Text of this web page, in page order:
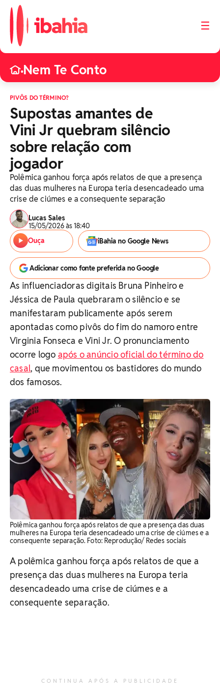
☰
•Nem Te Conto
PIVÔS DO TÉRMINO?
Supostas amantes de
Vini Jr quebram silêncio
sobre relação com
jogador
Polêmica ganhou força após relatos de que a presença
das duas mulheres na Europa teria desencadeado uma
crise de ciúmes e a consequente separação
Lucas Sales
15/05/2026 às 18:40
Ouça
iBahia no Google News
Adicionar como fonte preferida no Google
As influenciadoras digitais Bruna Pinheiro e
Jéssica de Paula quebraram o silêncio e se
manifestaram publicamente após serem
apontadas como pivôs do fim do namoro entre
Virginia Fonseca e Vini Jr. O pronunciamento
ocorre logo após o anúncio oficial do término do
casal, que movimentou os bastidores do mundo
dos famosos.
Polêmica ganhou força após relatos de que a presença das duas
mulheres na Europa teria desencadeado uma crise de ciúmes e a
consequente separação. Foto: Reprodução/ Redes sociais
A polêmica ganhou força após relatos de que a
presença das duas mulheres na Europa teria
desencadeado uma crise de ciúmes e a
consequente separação.
CONTINUA APÓS A PUBLICIDADE